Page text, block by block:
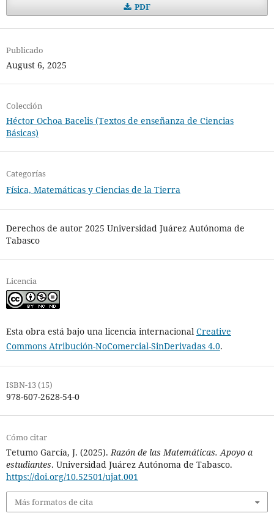
PDF
Publicado
August 6, 2025
Colección
Héctor Ochoa Bacelis (Textos de enseñanza de Ciencias
Básicas)
Categorías
Física, Matemáticas y Ciencias de la Tierra
Derechos de autor 2025 Universidad Juárez Autónoma de
Tabasco
Licencia
Esta obra está bajo una licencia internacional Creative
Commons Atribución-NoComercial-SinDerivadas 4.0.
ISBN-13 (15)
978-607-2628-54-0
Cómo citar
Tetumo García, J. (2025).Razón de las Matemáticas. Apoyo a
estudiantes. Universidad Juárez Autónoma de Tabasco.
https://doi.org/10.52501/ujat.001
Más formatos de cita